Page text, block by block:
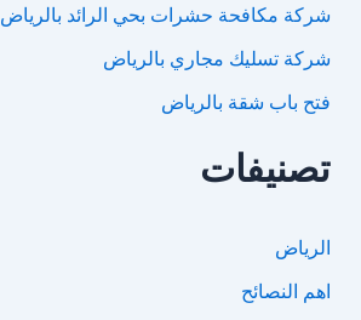
شركة مكافحة حشرات بحي الرائد بالرياض
شركة تسليك مجاري بالرياض
فتح باب شقة بالرياض
تصنيفات
الرياض
اهم النصائح